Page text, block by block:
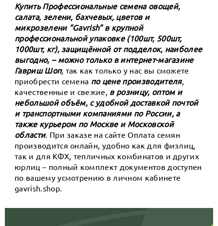
Купить Профессиональные семена овощей,
салата, зелени, бахчевых, цветов и
микрозелени ”Gavrish" в крупной
профессиональной упаковке (100шт, 500шт,
1000шт, кг), защищённой от подделок, наиболее
выгодно, – можно только в интернет-магазине
Гавриш Шоп, так как только у нас вы сможете
приобрести семена по цене производителя,
качественные и свежие, в розницу, оптом и
небольшой объём, с удобной доставкой почтой
и транспортными компаниями по России, а
также курьером по Москве и Московской
области. При заказе на сайте Оплата семян
производится онлайн, удобно как для физлиц,
так и для КФХ, тепличных комбинатов и других
юрлиц – полный комплект документов доступен
по вашему усмотрению в личном кабинете
gavrish.shop.